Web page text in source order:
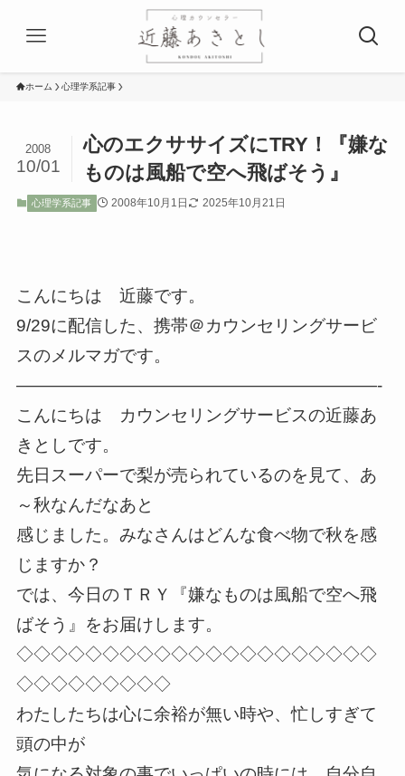
ホーム 心理学系記事
心のエクササイズにTRY！『嫌な
ものは風船で空へ飛ばそう』
2008
10/01
心理学系記事 2008年10月1日 2025年10月21日
こんにちは 近藤です。
9/29に配信した、携帯＠カウンセリングサービ
スのメルマガです。
—————————————————————-
こんにちは カウンセリングサービスの近藤あ
きとしです。
先日スーパーで梨が売られているのを見て、あ
～秋なんだなあと
感じました。みなさんはどんな食べ物で秋を感
じますか？
では、今日のＴＲＹ『嫌なものは風船で空へ飛
ばそう』をお届けします。
◇◇◇◇◇◇◇◇◇◇◇◇◇◇◇◇◇◇◇◇◇
◇◇◇◇◇◇◇◇◇
わたしたちは心に余裕が無い時や、忙しすぎて
頭の中が